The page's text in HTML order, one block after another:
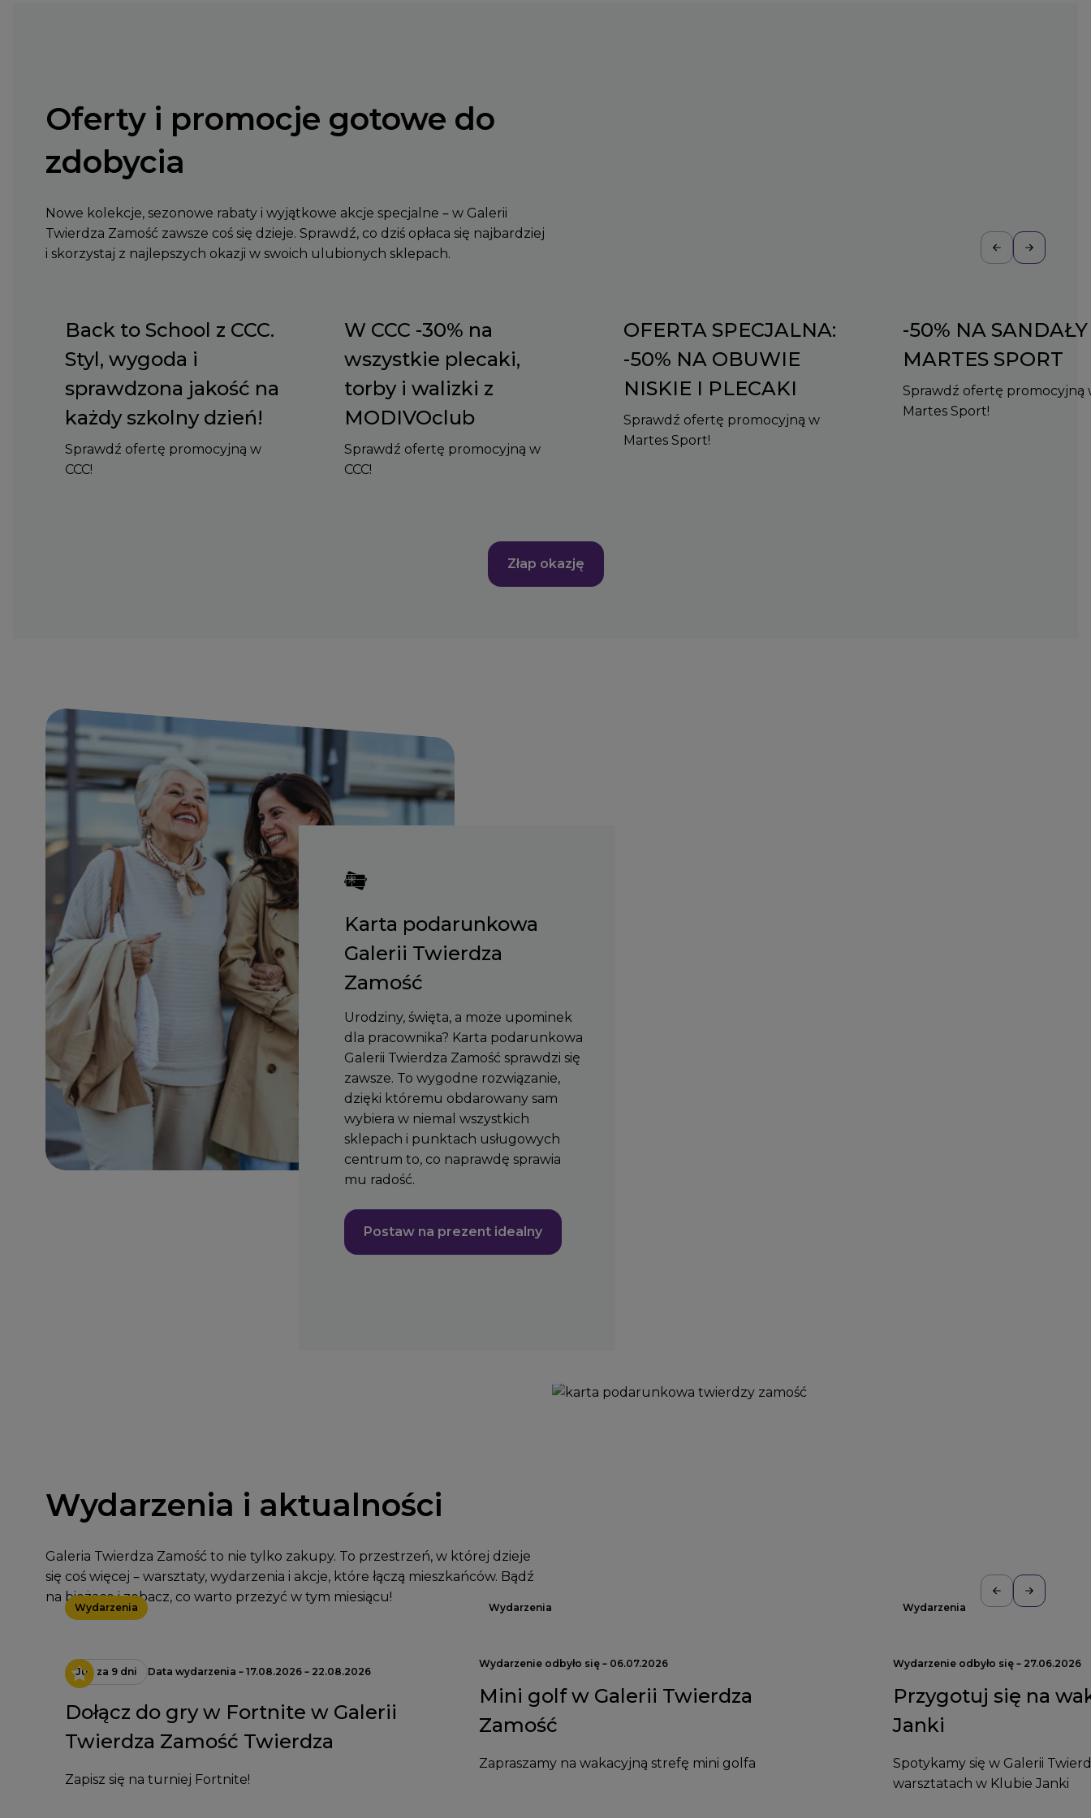
Oferty i promocje gotowe do
zdobycia
Nowe kolekcje, sezonowe rabaty i wyjątkowe akcje specjalne – w Galerii
Twierdza Zamość zawsze coś się dzieje. Sprawdź, co dziś opłaca się najbardziej
i skorzystaj z najlepszych okazji w swoich ulubionych sklepach.
Back to School z CCC.
Styl, wygoda i
sprawdzona jakość na
każdy szkolny dzień!
Sprawdź ofertę promocyjną w
CCC!
W CCC -30% na
wszystkie plecaki,
torby i walizki z
MODIVOclub
Sprawdź ofertę promocyjną w
CCC!
OFERTA SPECJALNA:
-50% NA OBUWIE
NISKIE I PLECAKI
Sprawdź ofertę promocyjną w
Martes Sport!
-50% NA
MARTES SPORT
Sprawdź ofertę promocyjną
Martes Sport!
Złap okazję
Karta podarunkowa
Galerii Twierdza
Zamość
Urodziny, święta, a może upominek
dla pracownika? Karta podarunkowa
Galerii Twierdza Zamość sprawdzi się
zawsze. To wygodne rozwiązanie,
dzięki któremu obdarowany sam
wybiera w niemal wszystkich
sklepach i punktach usługowych
centrum to, co naprawdę sprawia
mu radość.
Postaw na prezent idealny
Wydarzenia i aktualności
Galeria Twierdza Zamość to nie tylko zakupy. To przestrzeń, w której dzieje
się coś więcej – warsztaty, wydarzenia i akcje, które łączą mieszkańców. Bądź
na bieżąco i zobacz, co warto przeżyć w tym miesiącu!
Wydarzenia
Już za 9 dni Data wydarzenia – 17.08.2026 – 22.08.2026
Dołącz do gry w Fortnite w Galerii
Twierdza Zamość Twierdza
Zapisz się na turniej Fortnite!
Wydarzenia
Wydarzenie odbyło się – 06.07.2026
Mini golf w Galerii Twierdza
Zamość
Zapraszamy na wakacyjną strefę mini golfa
Wydarzenia
Wydarzenie odbyło się – 27.06.2026
Przygotuj się na
Janki
Spotykamy się w Galerii
warsztatach w Klubie Janki